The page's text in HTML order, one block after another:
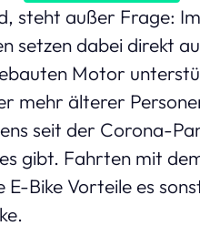
steht außer Frage:
setzen dabei direkt
Motor
mehr älterer
seit der Corona-
gibt. Fahrten mit
E-Bike Vorteile es